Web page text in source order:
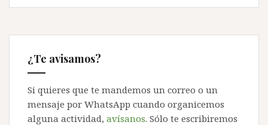
¿Te avisamos?
Si quieres que te mandemos un correo o un
mensaje por WhatsApp cuando organicemos
alguna actividad, avísanos. Sólo te escribiremos